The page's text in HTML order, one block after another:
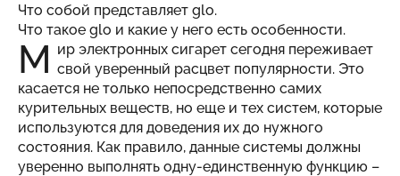
Что собой представляет glo.
Что такое glo и какие у него есть особенности.
М ир электронных сигарет сегодня переживает
свой уверенный расцвет популярности. Это
касается не только непосредственно самих
курительных веществ, но еще и тех систем, которые
используются для доведения их до нужного
состояния. Как правило, данные системы должны
уверенно выполнять одну-единственную функцию –